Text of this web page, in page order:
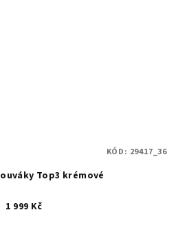
Top3 krémové
1 999 Kč
KÓD: 29417_36